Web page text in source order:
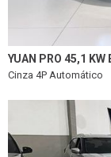
YUAN PRO 45,1 KW
Cinza 4P Automático